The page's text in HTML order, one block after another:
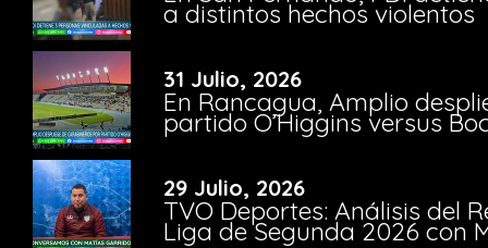
a distintos hechos violentos
31 Julio, 2026
En Rancagua, Amplio
partido O’Higgins versus
29 Julio, 2026
TVO Deportes: Análisis del
Liga de Segunda 2026 con